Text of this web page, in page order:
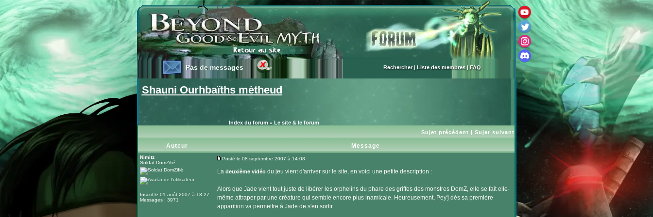
Pas de messages
Pas de messages Rechercher| Liste des membres|FAQ
Shauni Ourhbaïths mètheud
Index du forum » Le site & le forum
Sujet précédent | Sujet suivant
Auteur Message
Nimitz
Soldat DomZifié
Inscrit le 01 août 2007 à 13:27
Messages : 3971
Posté le 08 septembre 2007 à 14:08
La deuxième vidéodu jeu vient d'arriver sur le site, en voici une petite description :
Alors que Jade vient tout juste de libérer les orphelins du phare des griffes des monstres DomZ, elle se fait elle-
même attraper par une créature qui semble encore plus inamicale. Heureusement, Pey'j dès sa première
apparition va permettre à Jade de s'en sortir.